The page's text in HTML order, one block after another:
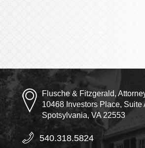
Flusche & Fitzgerald,
10468 Investors Place, Suite
Spotsylvania, VA 22553
540.318.5824